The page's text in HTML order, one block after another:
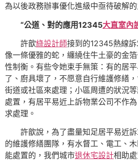
為以後政務辦事優化進級中亟待破解的
“公道、對的應用12345大直室內
許歆綠設計師接到的12345熱線
像一條優雅的蛇，纏繞住牛土豪的金
性制衡。有些令她束手無策：有的居
了、廚具壞了，不愿意自行維護修繕
街道或社區來處理；小區周遭的狀況
處置，有居平易近上訴物業公司不作
求處理。
許歆說，為了盡量知足居平易近
的維護修繕團隊，有水督工、電工、
能處置的，我們城市退休宅設計相助